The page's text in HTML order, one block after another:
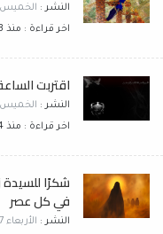
النشر : الخميس 22 آب 2019
اخر قراءة : منذ 53 دقيقة
اقتربت
النشر : الخميس 06 آيار 2021
اخر قراءة : منذ 54 دقيقة
شكرًا للسيدة
في كل عصر
النشر : الأربعاء 07 آب 2024